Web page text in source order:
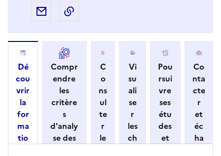
z
Partager par e-mail
Dé
cou
vrir
la
for
ma
tio
Compr
endre
les
critère
s
d'analy
se des
C
o
ns
ul
te
r
le
Vi
su
ali
se
r
les
ch
Pou
rsui
vre
ses
étu
des
et
Co
nta
cte
r
et
éc
ha